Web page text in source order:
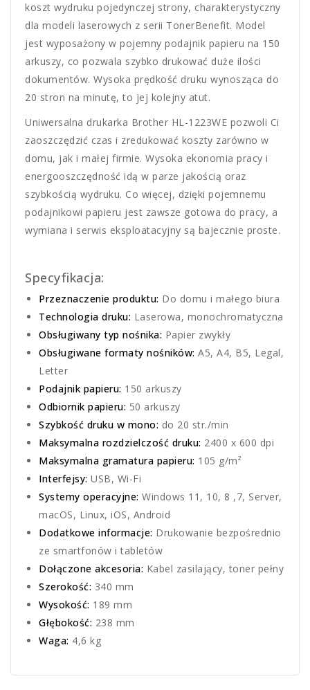
koszt wydruku pojedynczej strony, charakterystyczny
dla modeli laserowych z serii TonerBenefit. Model
jest wyposażony w pojemny podajnik papieru na 150
arkuszy, co pozwala szybko drukować duże ilości
dokumentów. Wysoka prędkość druku wynosząca do
20 stron na minutę, to jej kolejny atut.
Uniwersalna drukarka Brother HL-1223WE pozwoli Ci
zaoszczędzić czas i zredukować koszty zarówno w
domu, jak i małej firmie. Wysoka ekonomia pracy i
energooszczędność idą w parze jakością oraz
szybkością wydruku. Co więcej, dzięki pojemnemu
podajnikowi papieru jest zawsze gotowa do pracy, a
wymiana i serwis eksploatacyjny są bajecznie proste.
Specyfikacja:
Przeznaczenie produktu: Do domu i małego biura
Technologia druku: Laserowa, monochromatyczna
Obsługiwany typ nośnika: Papier zwykły
Obsługiwane formaty nośników: A5, A4, B5, Legal,
Letter
Podajnik papieru: 150 arkuszy
Odbiornik papieru: 50 arkuszy
Szybkość druku w mono: do 20 str./min
Maksymalna rozdzielczość druku: 2400 x 600 dpi
Maksymalna gramatura papieru: 105 g/m²
Interfejsy: USB, Wi-Fi
Systemy operacyjne: Windows 11, 10, 8 ,7, Server,
macOS, Linux, iOS, Android
Dodatkowe informacje: Drukowanie bezpośrednio
ze smartfonów i tabletów
Dołączone akcesoria: Kabel zasilający, toner pełny
Szerokość: 340 mm
Wysokość: 189 mm
Głębokość: 238 mm
Waga: 4,6 kg